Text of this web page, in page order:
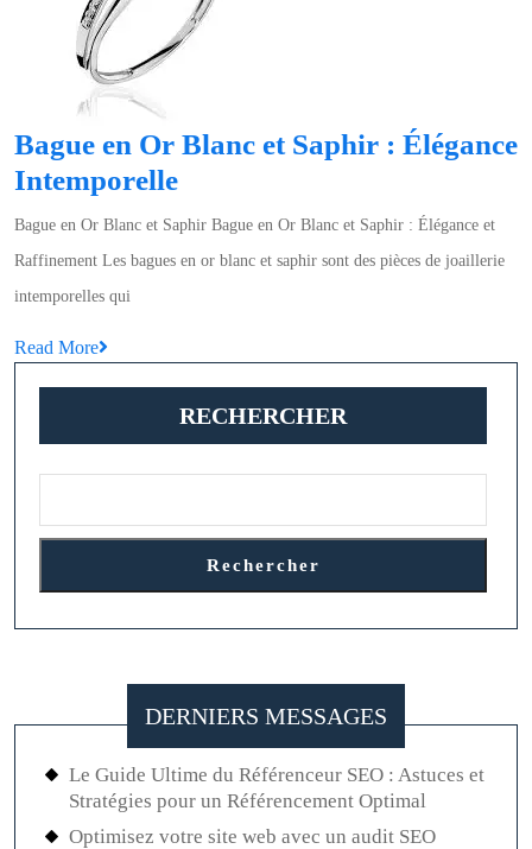
Bague en Or Blanc et Saphir : Élégance
IntemporelleBague
en
Or
Saphir
:
Élégance
Bague en Or Blanc et Saphir Bague en Or Blanc et Saphir : Élégance et
Raffinement Les bagues en or blanc et saphir sont des pièces de joaillerie
intemporelles qui
Read More
RECHERCHER
Rechercher
DERNIERS MESSAGES
Le Guide Ultime du Référenceur SEO : Astuces et
Stratégies pour un Référencement Optimal
Optimisez votre site web avec un audit SEO